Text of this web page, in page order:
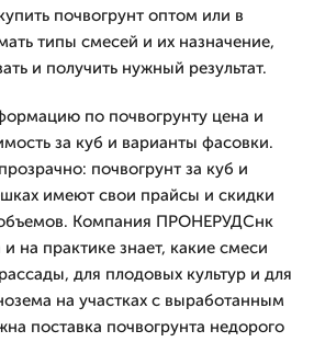
почвогрунт оптом или в
типы смесей и их назначение,
и получить нужный результат.
по почвогрунту цена и
за куб и варианты фасовки.
почвогрунт за куб и
имеют свои прайсы и скидки
Компания ПРОНЕРУДСнк
на практике знает, какие смеси
для плодовых культур и для
на участках с выработанным
поставка почвогрунта недорого